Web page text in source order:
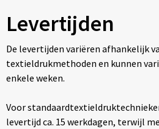
Levertijden
De levertijden variëren afhankelijk
textieldrukmethoden en kunnen
enkele weken.
Voor
levertijd ca. 15 werkdagen, terwijl